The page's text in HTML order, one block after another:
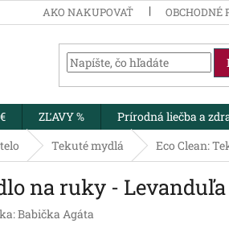
AKO NAKUPOVAŤ OBCHODNÉ
ZĽAVY % Prírodná liečba a
Tekuté mydlá Eco Clean:
na ruky -
Babička Agáta